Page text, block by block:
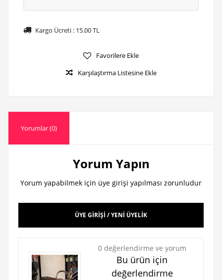
Kargo Ücreti : 15.00TL
Favorilere Ekle
Karşılaştırma Listesine Ekle
Yorumlar (0)
Yorum Yapın
Yorum yapabilmek için üye girişi yapılması zorunludur
ÜYE GİRİŞİ / YENİ ÜYELİK
0 değerlendirme ve yorum
Bu ürün için
değerlendirme